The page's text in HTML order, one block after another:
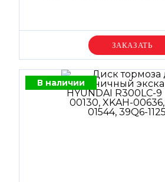
Уточняйте цену
В наличии